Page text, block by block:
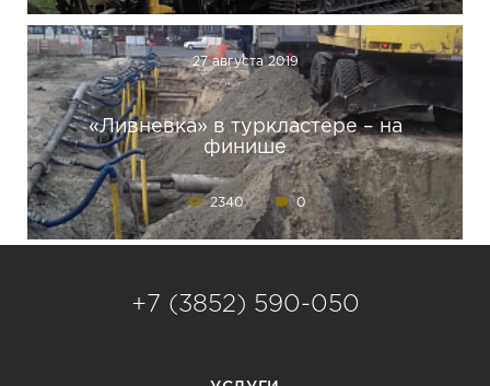
27 августа 2019
«Ливневка» в туркластере – на
финише
2340 0
+7 (3852) 590-050